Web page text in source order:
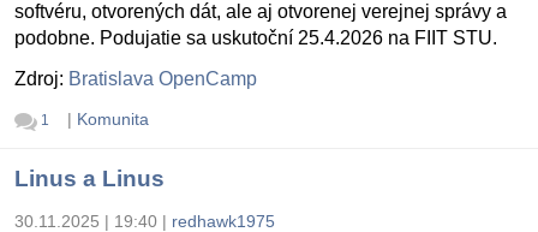
softvéru, otvorených dát, ale aj otvorenej verejnej správy a
podobne. Podujatie sa uskutoční 25.4.2026 na FIIT STU.
Zdroj: Bratislava OpenCamp
1 | Komunita
Linus a Linus
30.11.2025 | 19:40 | redhawk1975